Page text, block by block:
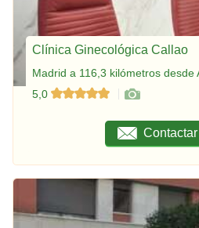
Clínica Ginecológica Callao
Madrid a 116,3 kilómetros desde
5,0
Contactar